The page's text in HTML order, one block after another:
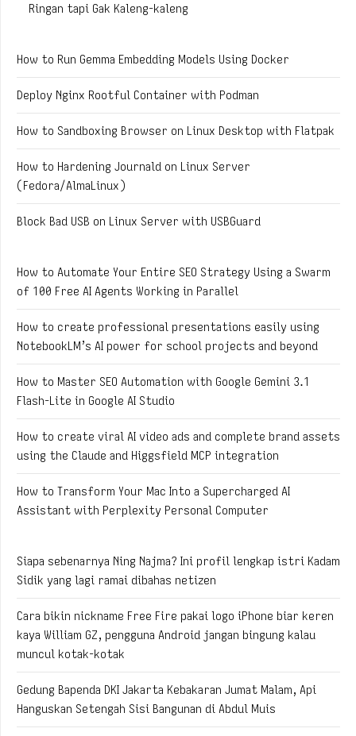
Ringan tapi Gak Kaleng-kaleng
How to Run Gemma Embedding Models Using Docker
Deploy Nginx Rootful Container with Podman
How to Sandboxing Browser on Linux Desktop with Flatpak
How to Hardening Journald on Linux Server
(Fedora/AlmaLinux)
Block Bad USB on Linux Server with USBGuard
How to Automate Your Entire SEO Strategy Using a Swarm
of 100 Free AI Agents Working in Parallel
How to create professional presentations easily using
NotebookLM’s AI power for school projects and beyond
How to Master SEO Automation with Google Gemini 3.1
Flash-Lite in Google AI Studio
How to create viral AI video ads and complete brand assets
using the Claude and Higgsfield MCP integration
How to Transform Your Mac Into a Supercharged AI
Assistant with Perplexity Personal Computer
Siapa sebenarnya Ning Najma? Ini profil lengkap istri Kadam
Sidik yang lagi ramai dibahas netizen
Cara bikin nickname Free Fire pakai logo iPhone biar keren
kaya William GZ, pengguna Android jangan bingung kalau
muncul kotak-kotak
Gedung Bapenda DKI Jakarta Kebakaran Jumat Malam, Api
Hanguskan Setengah Sisi Bangunan di Abdul Muis